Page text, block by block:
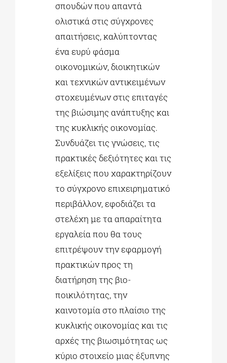
σπουδών που απαντά
ολιστικά στις σύγχρονες
απαιτήσεις, καλύπτοντας
ένα ευρύ φάσμα
οικονομικών, διοικητικών
και τεχνικών αντικειμένων
στοχευμένων στις επιταγές
της βιώσιμης ανάπτυξης και
της κυκλικής οικονομίας.
Συνδυάζει τις γνώσεις, τις
πρακτικές δεξιότητες και τις
εξελίξεις που χαρακτηρίζουν
το σύγχρονο επιχειρηματικό
περιβάλλον, εφοδιάζει τα
στελέχη με τα απαραίτητα
εργαλεία που θα τους
επιτρέψουν την εφαρμογή
πρακτικών προς τη
διατήρηση της βιο-
ποικιλότητας, την
καινοτομία στο πλαίσιο της
κυκλικής οικονομίας και τις
αρχές της βιωσιμότητας ως
κύριο στοιχείο μιας έξυπνης